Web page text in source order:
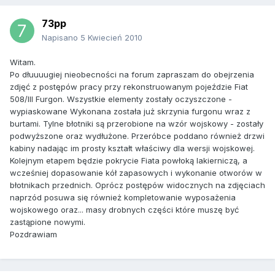
73pp
Napisano 5 Kwiecień 2010
Witam.
Po dłuuuugiej nieobecności na forum zapraszam do obejrzenia
zdjęć z postępów pracy przy rekonstruowanym pojeździe Fiat
508/III Furgon. Wszystkie elementy zostały oczyszczone -
wypiaskowane Wykonana została już skrzynia furgonu wraz z
burtami. Tylne błotniki są przerobione na wzór wojskowy - zostały
podwyższone oraz wydłużone. Przeróbce poddano również drzwi
kabiny nadając im prosty kształt właściwy dla wersji wojskowej.
Kolejnym etapem będzie pokrycie Fiata powłoką lakierniczą, a
wcześniej dopasowanie kół zapasowych i wykonanie otworów w
błotnikach przednich. Oprócz postępów widocznych na zdjęciach
naprzód posuwa się również kompletowanie wyposażenia
wojskowego oraz... masy drobnych części które muszę być
zastąpione nowymi.
Pozdrawiam